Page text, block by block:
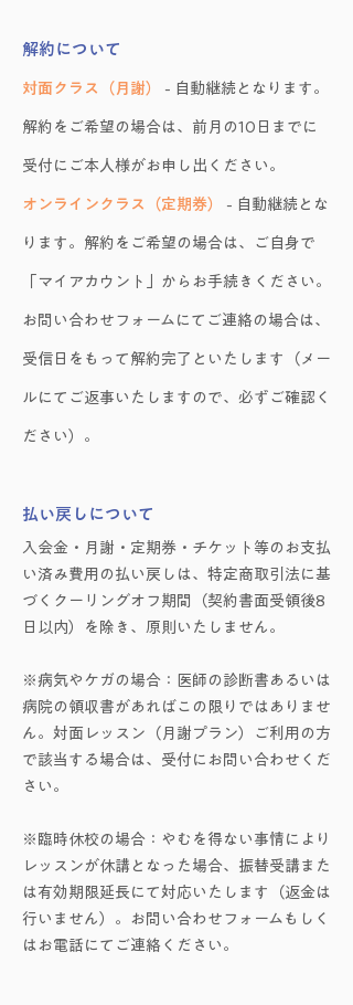
解約について
対面クラス（月謝） - 自動継続となります。
解約をご希望の場合は、前月の10日までに
受付にご本人様がお申し出ください。
オンラインクラス（定期券） - 自動継続とな
ります。解約をご希望の場合は、ご自身で
「マイアカウント」からお手続きください。
お問い合わせフォームにてご連絡の場合は、
受信日をもって解約完了といたします（メー
ルにてご返事いたしますので、必ずご確認く
ださい）。
払い戻しについて
入会金・月謝・定期券・チケット等のお支払
い済み費用の払い戻しは、特定商取引法に基
づくクーリングオフ期間（契約書面受領後8
日以内）を除き、原則いたしません。
※病気やケガの場合：医師の診断書あるいは
病院の領収書があればこの限りではありませ
ん。対面レッスン（月謝プラン）ご利用の方
で該当する場合は、受付にお問い合わせくだ
さい。
※臨時休校の場合：やむを得ない事情により
レッスンが休講となった場合、振替受講また
は有効期限延長にて対応いたします（返金は
行いません）。お問い合わせフォームもしく
はお電話にてご連絡ください。